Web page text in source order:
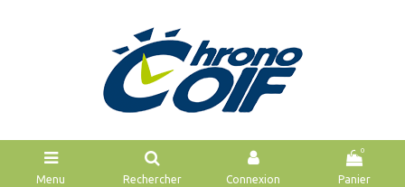
Menu Rechercher Connexion
0
Panier